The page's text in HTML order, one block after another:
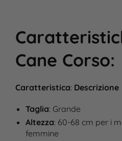
Cane Corso:
Caratteristica: Descrizione
Taglia: Grande
Altezza: 60-68 cm per i
femmine